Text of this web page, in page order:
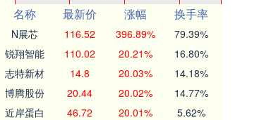
名称 最新价 涨幅
换手率
N展芯 116.52 396.89% 79.39%
锐翔智能 110.02 20.21% 16.80%
志特新材 14.8 20.03% 14.18%
博腾股份 20.44 20.02% 14.77%
近岸蛋白 46.72 20.01% 5.62%